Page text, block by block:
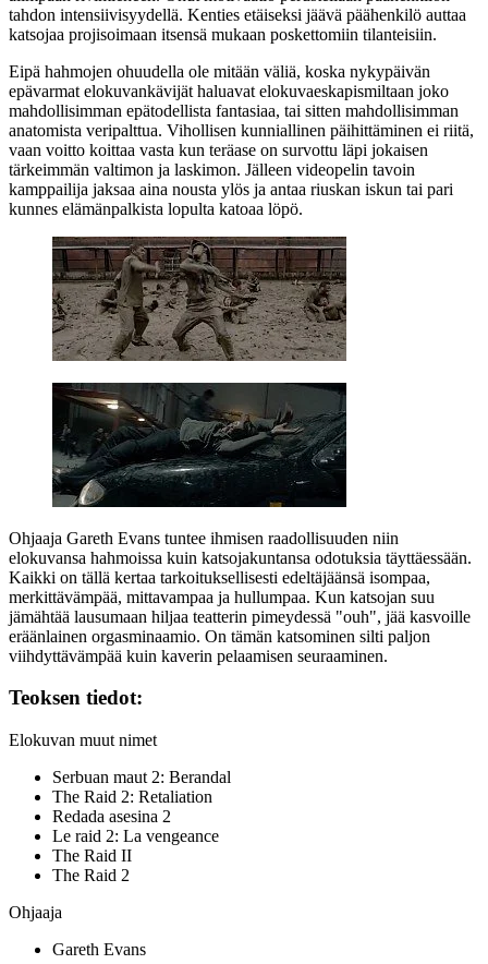
tahdon intensiivisyydellä. Kenties etäiseksi jäävä päähenkilö auttaa
katsojaa projisoimaan itsensä mukaan poskettomiin tilanteisiin.
Eipä hahmojen ohuudella ole mitään väliä, koska nykypäivän
epävarmat elokuvankävijät haluavat elokuvaeskapismiltaan joko
mahdollisimman epätodellista fantasiaa, tai sitten mahdollisimman
anatomista veripalttua. Vihollisen kunniallinen päihittäminen ei riitä,
vaan voitto koittaa vasta kun teräase on survottu läpi jokaisen
tärkeimmän valtimon ja laskimon. Jälleen videopelin tavoin
kamppailija jaksaa aina nousta ylös ja antaa riuskan iskun tai pari
kunnes elämänpalkista lopulta katoaa löpö.
Ohjaaja Gareth Evans tuntee ihmisen raadollisuuden niin
elokuvansa hahmoissa kuin katsojakuntansa odotuksia täyttäessään.
Kaikki on tällä kertaa tarkoituksellisesti edeltäjäänsä isompaa,
merkittävämpää, mittavampaa ja hullumpaa. Kun katsojan suu
jämähtää lausumaan hiljaa teatterin pimeydessä "ouh", jää kasvoille
eräänlainen orgasminaamio. On tämän katsominen silti paljon
viihdyttävämpää kuin kaverin pelaamisen seuraaminen.
Teoksen tiedot:
Elokuvan muut nimet
Serbuan maut 2: Berandal
The Raid 2: Retaliation
Redada asesina 2
Le raid 2: La vengeance
The Raid II
The Raid 2
Ohjaaja
Gareth Evans